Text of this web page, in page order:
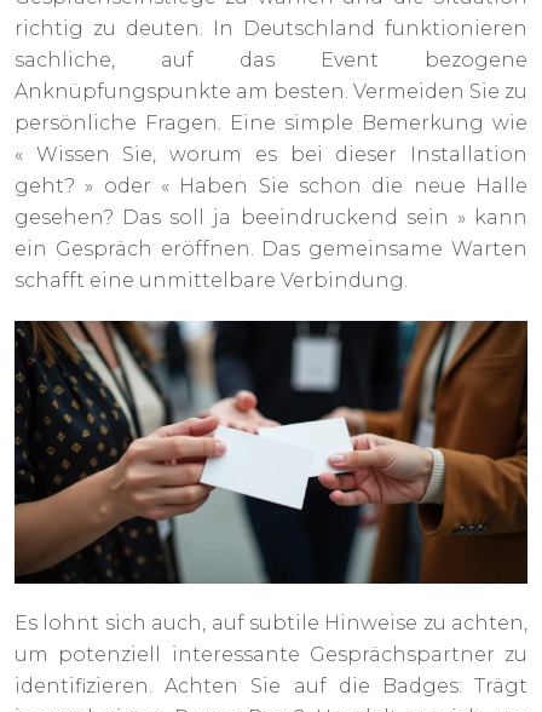
richtig zu deuten. In Deutschland funktionieren
sachliche, auf das Event bezogene
Anknüpfungspunkte am besten. Vermeiden Sie zu
persönliche Fragen. Eine simple Bemerkung wie
« Wissen Sie, worum es bei dieser Installation
geht? » oder « Haben Sie schon die neue Halle
gesehen? Das soll ja beeindruckend sein » kann
ein Gespräch eröffnen. Das gemeinsame Warten
schafft eine unmittelbare Verbindung.
Es lohnt sich auch, auf subtile Hinweise zu achten,
um potenziell interessante Gesprächspartner zu
identifizieren. Achten Sie auf die Badges: Trägt